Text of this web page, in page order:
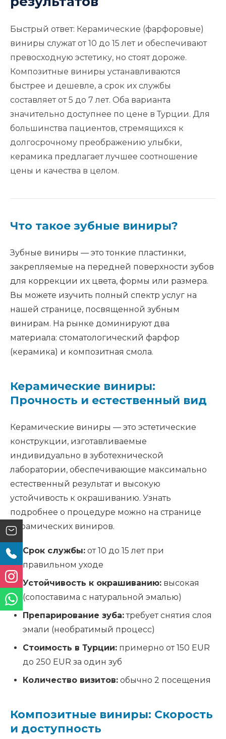
Быстрый ответ: Керамические (фарфоровые)
виниры служат от 10 до 15 лет и обеспечивают
превосходную эстетику, но стоят дороже.
Композитные виниры устанавливаются
быстрее и дешевле, а срок их службы
составляет от 5 до 7 лет. Оба варианта
значительно доступнее по цене в Турции. Для
большинства пациентов, стремящихся к
долгосрочному преображению улыбки,
керамика предлагает лучшее соотношение
цены и качества в целом.
Что такое зубные виниры?
Зубные виниры — это тонкие пластинки,
закрепляемые на передней поверхности зубов
для коррекции их цвета, формы или размера.
Вы можете изучить полный спектр услуг на
нашей странице, посвященной зубным
винирам. На рынке доминируют два
материала: стоматологический фарфор
(керамика) и композитная смола.
Керамические виниры:
Прочность и естественный вид
Керамические виниры — это эстетические
конструкции, изготавливаемые
индивидуально в зуботехнической
лаборатории, обеспечивающие максимально
естественный результат и высокую
устойчивость к окрашиванию. Узнать
подробнее о процедуре можно на странице
керамических виниров.
Срок службы: от 10 до 15 лет при
правильном уходе
Устойчивость к окрашиванию: высокая
(сопоставима с натуральной эмалью)
Препарирование зуба:требует снятия слоя
эмали (необратимый процесс)
Стоимость в Турции: примерно от 150 EUR
до 250 EUR за один зуб
Количество визитов: обычно 2 посещения
Композитные виниры: Скорость
и доступность